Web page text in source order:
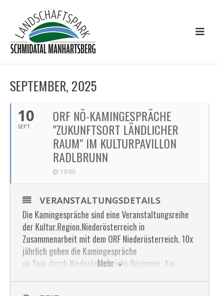
SEPTEMBER, 2025
10
SEPT
ORF NÖ-KAMINGESPRÄCHE
"ZUKUNFTSORT LÄNDLICHER
RAUM" IM KULTURPAVILLON
RADLBRUNN
19:00
Mehr
VERANSTALTUNGSDETAILS
Die Kamingespräche sind eine Veranstaltungsreihe
der Kultur.Region.Niederösterreich in
Zusammenarbeit mit dem ORF Niederösterreich. 10x
jährlich gehen die Kamingespräche
on Tour durch Niederösterreichs Regionen. Am